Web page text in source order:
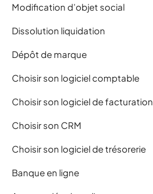
Modification d’objet social
Dissolution liquidation
Dépôt de marque
Choisir son logiciel comptable
Choisir son logiciel de facturation
Choisir son CRM
Choisir son logiciel de trésorerie
Banque en ligne